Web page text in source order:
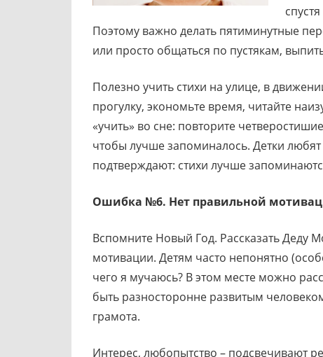
Поэтому важно делать пятиминутные
или просто общаться по пустякам,
Полезно учить стихи на улице, в
прогулку, экономьте время, читайте
«учить» во сне: повторите
чтобы лучше запоминалось. Детки
подтверждают: стихи лучше
Ошибка №6. Нет правильной
Вспомните Новый Год. Рассказать Деду
мотивации. Детям часто непонятно
чего я мучаюсь? В этом месте можно
быть разносторонне развитым
грамота.
Интерес, любопытство – подсвечивают